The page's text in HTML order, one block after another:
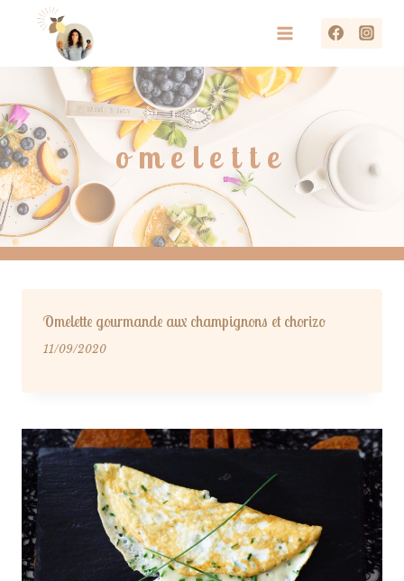
contenu
omelette
Omelette gourmande aux champignons et chorizo
11/09/2020